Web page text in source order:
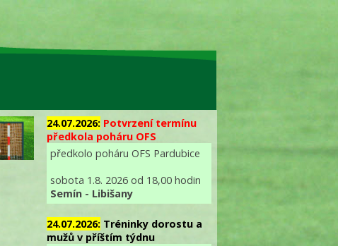
24.07.2026: Potvrzení termínu
předkola poháru OFS
předkolo poháru OFS Pardubice
sobota 1.8. 2026 od 18,00 hodin
Semín - Libišany
24.07.2026: Tréninky dorostu a
mužů v příštím týdnu